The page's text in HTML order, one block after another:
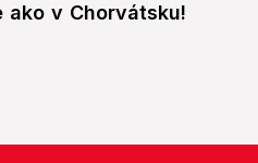
v Chorvátsku!